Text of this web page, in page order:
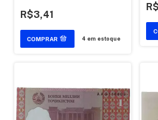
R$3,41
4 em estoque